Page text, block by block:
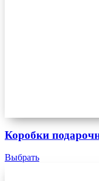
Коробки
Выбрать